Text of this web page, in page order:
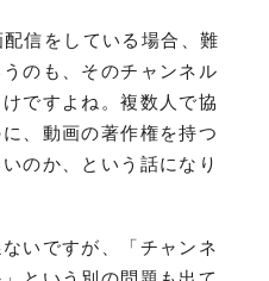
信をしている場合、難
のも、そのチャンネル
ですよね。複数人で協
、動画の著作権を持つ
のか、という話になり
いですが、「チャンネ